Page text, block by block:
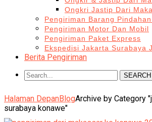
Ongkri Jastip Dari
Pengiriman Barang
Pengiriman Motor Dan Mobil
Pengiriman Paket Express
Ekspedisi Jakarta Surabaya
Berita Pengiriman
SEARCH
Halaman DepanBlogArchive by Category
surabaya konawe"